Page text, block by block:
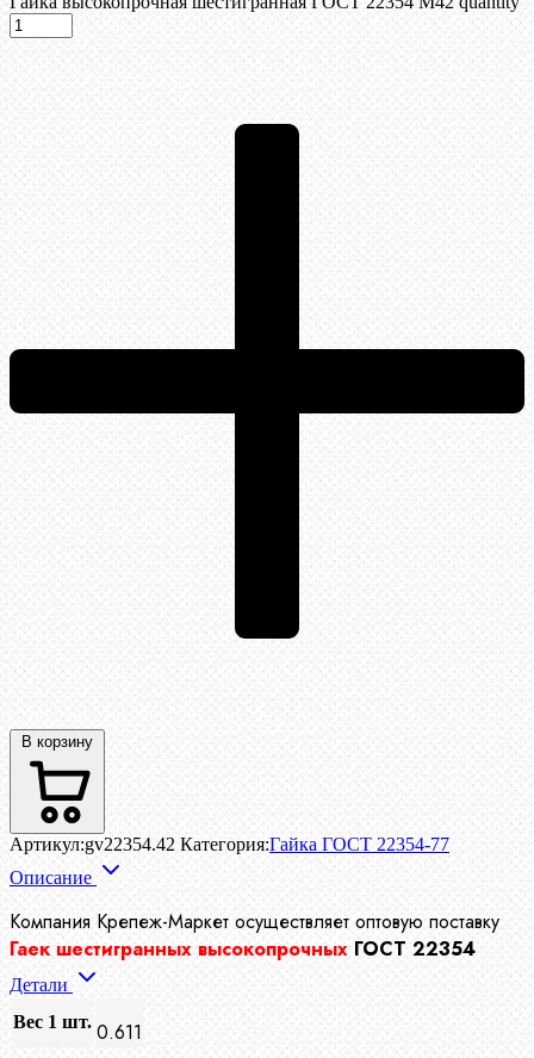
В корзину
Артикул:gv22354.42 Категория:Гайка ГОСТ 22354-77
Описание
Компания Крепеж-Маркет осуществляет оптовую поставку
Гаек шестигранных высокопрочных ГОСТ 22354
Детали
Вес 1 шт. 0.611